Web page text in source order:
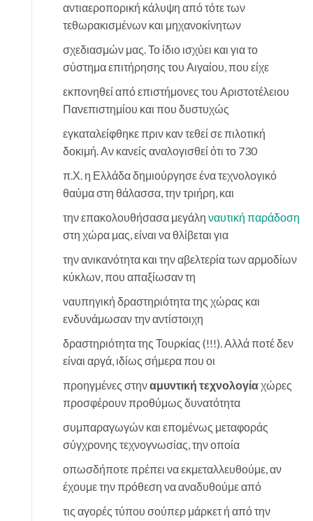
αντιαεροπορική κάλυψη από τότε των
τεθωρακισμένων και μηχανοκίνητων
σχεδιασμών μας. Το ίδιο ισχύει και για το
σύστημα επιτήρησης του Αιγαίου, που είχε
εκπονηθεί από επιστήμονες του Αριστοτέλειου
Πανεπιστημίου και που δυστυχώς
εγκαταλείφθηκε πριν καν τεθεί σε πιλοτική
δοκιμή. Αν κανείς αναλογισθεί ότι το 730
π.Χ. η Ελλάδα δημιούργησε ένα τεχνολογικό
θαύμα στη θάλασσα, την τριήρη, και
την επακολουθήσασα μεγάλη ναυτική παράδοση
στη χώρα μας, είναι να θλίβεται για
την ανικανότητα και την αβελτερία των αρμοδίων
κύκλων, που απαξίωσαν τη
ναυπηγική δραστηριότητα της χώρας και
ενδυνάμωσαν την αντίστοιχη
δραστηριότητα της Τουρκίας (!!!). Αλλά ποτέ δεν
είναι αργά, ιδίως σήμερα που οι
προηγμένες στηναμυντική τεχνολογίαχώρες
προσφέρουν προθύμως δυνατότητα
συμπαραγωγών και επομένως μεταφοράς
σύγχρονης τεχνογνωσίας, την οποία
οπωσδήποτε πρέπει να εκμεταλλευθούμε, αν
έχουμε την πρόθεση να αναδυθούμε από
τις αγορές τύπου σούπερ μάρκετ ή από την